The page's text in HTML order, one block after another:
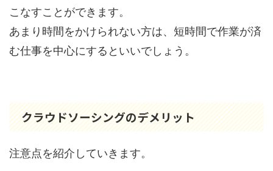
こなすことができます。
あまり時間をかけられない方は、短時間で作業が済
む仕事を中心にするといいでしょう。
クラウドソーシングのデメリット
注意点を紹介していきます。